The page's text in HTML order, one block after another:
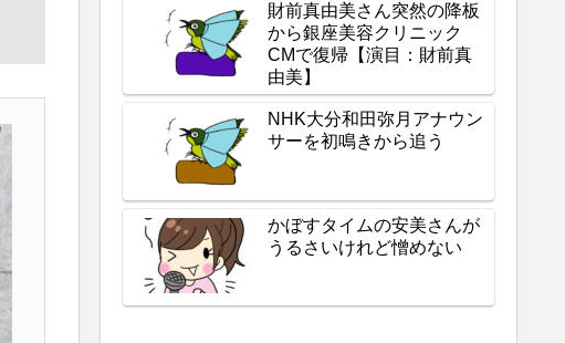
財前真由美さん突然の降板
から銀座美容クリニック
CMで復帰【演目：財前真
由美】
NHK大分和田弥月アナウン
サーを初鳴きから追う
かぼすタイムの安美さんが
うるさいけれど憎めない